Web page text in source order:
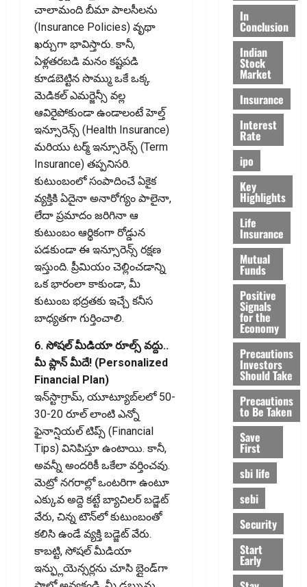
చాలామంది బీమా పాలసీలను
(Insurance Policies) వృథా
ఖర్చుగా భావిస్తారు. కానీ,
ఏళ్లతరబడి మనం కష్టపడి
కూడబెట్టిన సొమ్ము ఒకే ఒక్క
మెడికల్ ఎమర్జెన్సీ వల్ల
ఆవిరైపోకుండా ఉండాలంటే హెల్త్
ఇన్సూరెన్స్ (Health Insurance)
మరియు టర్మ్ ఇన్సూరెన్స్ (Term
Insurance) తప్పనిసరి.
కుటుంబంలో సంపాదించే ఏకైక
వ్యక్తికి ఏదైనా అనారోగ్యం పాలైనా,
లేదా ప్రమాదం జరిగినా ఆ
కుటుంబం ఆర్థికంగా రోడ్డున
పడకుండా ఈ ఇన్సూరెన్స్ రక్షణ
ఇస్తుంది. ప్రీమియం చెల్లించడాన్ని
ఒక భారంలా కాకుండా, మీ
కుటుంబ భద్రతకు ఇచ్చే కనీస
బాధ్యతగా గుర్తించాలి.
6. సోషల్ మీడియా రూల్స్ వద్దు..
మీ ప్లాన్ మీదే! (Personalized
Financial Plan)
ఇన్‌స్టాగ్రామ్, యూట్యూబ్‌లలో 50-
30-20 రూల్ లాంటి ఎన్నో
ఫైనాన్షియల్ టిప్స్ (Financial
Tips) వినిపిస్తూ ఉంటాయి. కానీ,
అవన్నీ అందరికీ ఒకేలా వర్తించవు.
మెట్రో నగరాల్లో ఒంటరిగా ఉంటూ
ఎక్కువ అద్దె కట్టే బ్యాచిలర్ బడ్జెట్
వేరు, చిన్న టౌన్‌లో కుటుంబంతో
కలిసి ఉండే వ్యక్తి బడ్జెట్ వేరు.
కాబట్టి, సోషల్ మీడియా
ఇన్ఫ్లుయెన్సర్లను చూసి బ్లైండ్‌గా
In
Conclusion
Indian
Stock
Market
Insurance
Interest
Rate
ipo
Key
Highlights
Life
Insurance
Mutual
Funds
Positive
Signals
for the
Economy
Precautions
Investors
Should Take
Precautions
to Be Taken
Save
First
sbi life
sebi
Security
Start
Early